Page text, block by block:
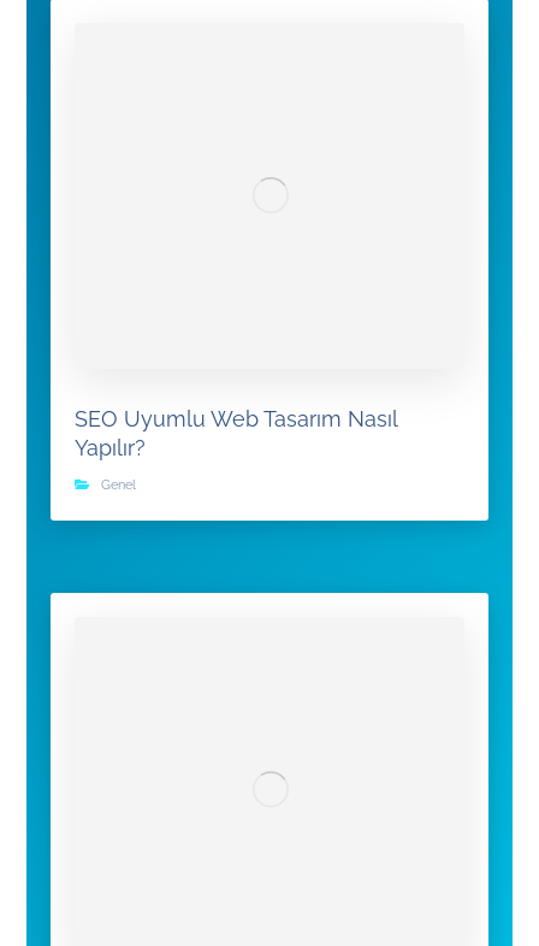
SEO Uyumlu Web Tasarım Nasıl
Yapılır?
Genel